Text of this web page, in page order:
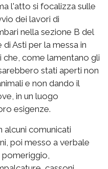
l'atto si focalizza sulle
dei lavori di
nella sezione B del
Asti per la messa in
come lamentano gli
stati aperti non
e non dando il
in un luogo
esigenze.
comunicati
poi messo a verbale